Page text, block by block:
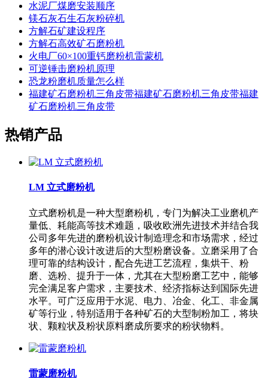
水泥厂煤磨安装顺序
镁石灰石生石灰粉碎机
方解石矿建设程序
方解石高效矿石磨粉机
火电厂60×100重钙磨粉机雷蒙机
可逆锤击磨粉机原理
恐龙粉磨机质量怎么样
福建矿石磨粉机三角皮带福建矿石磨粉机三角皮带福建
矿石磨粉机三角皮带
热销产品
LM 立式磨粉机
立式磨粉机是一种大型磨粉机，专门为解决工业磨机产
量低、耗能高等技术难题，吸收欧洲先进技术并结合我
公司多年先进的磨粉机设计制造理念和市场需求，经过
多年的潜心设计改进后的大型粉磨设备。立磨采用了合
理可靠的结构设计，配合先进工艺流程，集烘干、粉
磨、选粉、提升于一体，尤其在大型粉磨工艺中，能够
完全满足客户需求，主要技术、经济指标达到国际先进
水平。可广泛应用于水泥、电力、冶金、化工、非金属
矿等行业，特别适用于各种矿石的大型制粉加工，将块
状、颗粒状及粉状原料磨成所要求的粉状物料。
雷蒙磨粉机